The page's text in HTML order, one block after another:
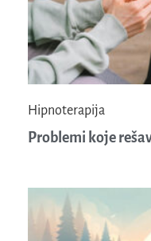
Hipnoterapija
Problemi koje